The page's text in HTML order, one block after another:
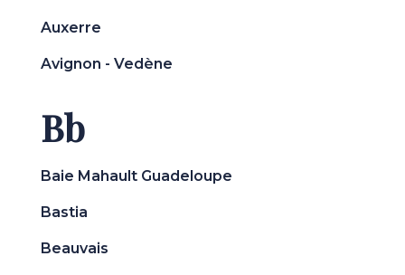
Auxerre
Avignon - Vedène
Bb
Baie Mahault Guadeloupe
Bastia
Beauvais